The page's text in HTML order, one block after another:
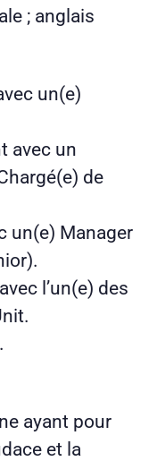
; anglais
un(e)
avec un
de
un(e) Manager
l’un(e) des
ayant pour
et la